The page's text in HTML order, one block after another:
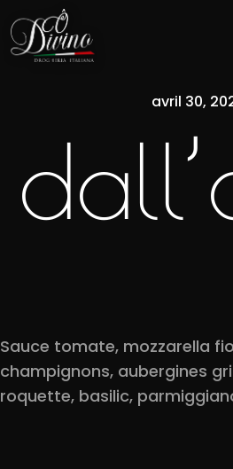
avril 30,
Sauce tomate, mozzarella
champignons, aubergines
roquette, basilic,